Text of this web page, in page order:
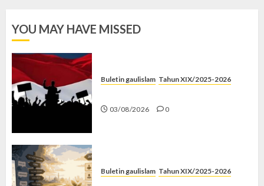
YOU MAY HAVE MISSED
Buletin gaulislam Tahun XIX/2025-2026
03/08/2026 0
Buletin gaulislam Tahun XIX/2025-2026